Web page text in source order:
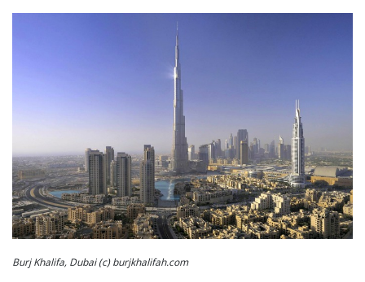
Burj Khalifa, Dubai (c) burjkhalifah.com